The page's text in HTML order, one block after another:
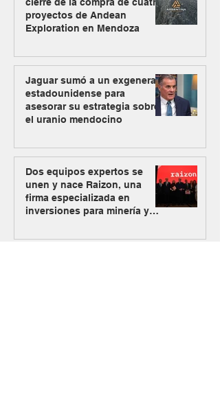
proyectos de Andean
Exploration en Mendoza
Jaguar sumó a un exgeneral
estadounidense para
asesorar su estrategia sobre
el uranio mendocino
Dos equipos expertos se
unen y nace Raizon, una
firma especializada en
inversiones para minería y